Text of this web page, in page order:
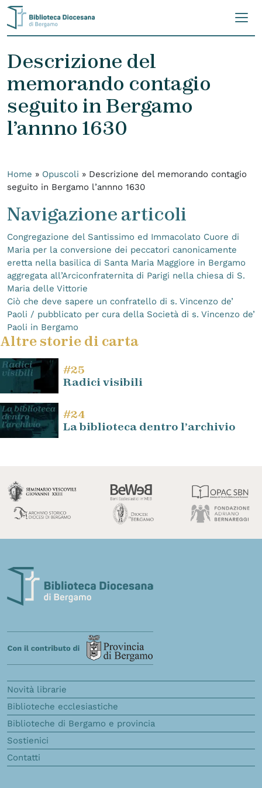
Skip to content
Descrizione del
memorando contagio
seguito in Bergamo
l’annno 1630
Home » Opuscoli » Descrizione del memorando contagio
seguito in Bergamo l’annno 1630
Navigazione articoli
Congregazione del Santissimo ed Immacolato Cuore di
Maria per la conversione dei peccatori canonicamente
eretta nella basilica di Santa Maria Maggiore in Bergamo
aggregata all’Arciconfraternita di Parigi nella chiesa di S.
Maria delle Vittorie
Ciò che deve sapere un confratello di s. Vincenzo de’
Paoli / pubblicato per cura della Società di s. Vincenzo de’
Paoli in Bergamo
Altre storie di carta
#25
Radici visibili
#24
La biblioteca dentro l’archivio
Novità librarie
Biblioteche ecclesiastiche
Biblioteche di Bergamo e provincia
Sostienici
Contatti